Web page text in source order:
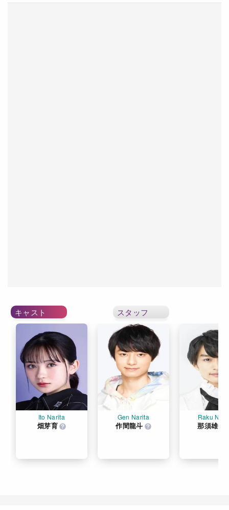
キャスト スタッフ
Ito Narita
畑芽育
Gen Narita
作間龍斗
Raku
那須雄登